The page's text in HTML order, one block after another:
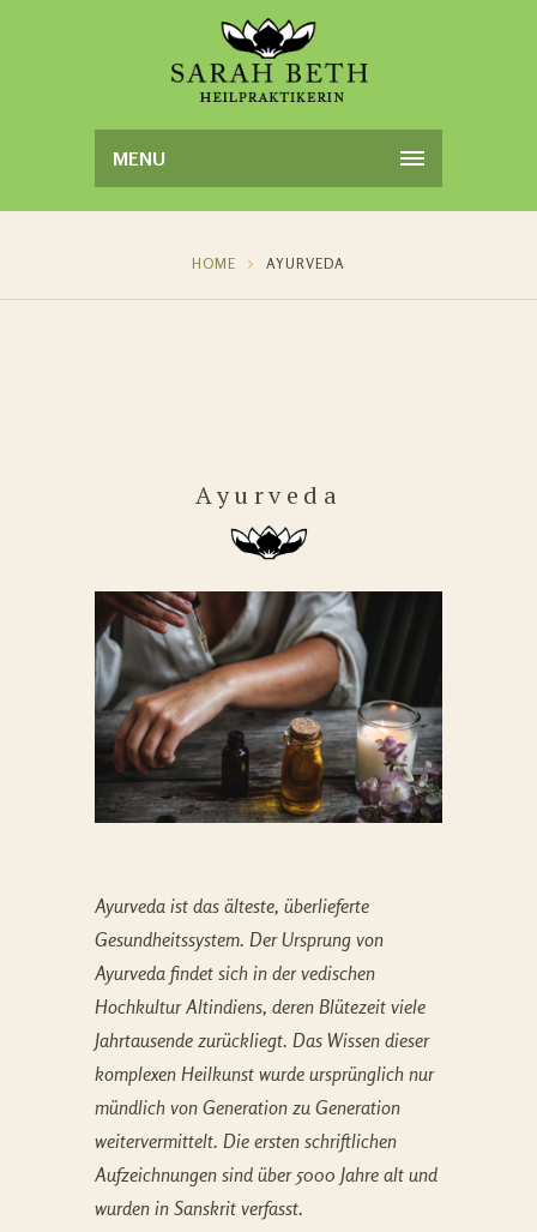
MENU
HOME AYURVEDA
Ayurveda
Ayurveda ist das älteste, überlieferte
Gesundheitssystem. Der Ursprung von
Ayurveda findet sich in der vedischen
Hochkultur Altindiens, deren Blütezeit viele
Jahrtausende zurückliegt. Das Wissen dieser
komplexen Heilkunst wurde ursprünglich nur
mündlich von Generation zu Generation
weitervermittelt. Die ersten schriftlichen
Aufzeichnungen sind über 5000 Jahre alt und
wurden in Sanskrit verfasst.